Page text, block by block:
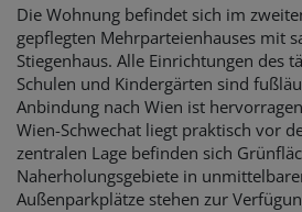
Die Wohnung befindet sich im
gepflegten Mehrparteienhauses mit
Stiegenhaus. Alle Einrichtungen des
Schulen und Kindergärten sind
Anbindung nach Wien ist
Wien-Schwechat liegt praktisch vor
zentralen Lage befinden sich
Naherholungsgebiete in
Außenparkplätze stehen zur